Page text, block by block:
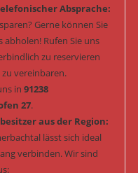
Absprache:
Gerne können Sie
Rufen Sie uns
zu reservieren
vereinbaren.
in 91238
27.
aus der Region:
lässt sich ideal
verbinden. Wir sind